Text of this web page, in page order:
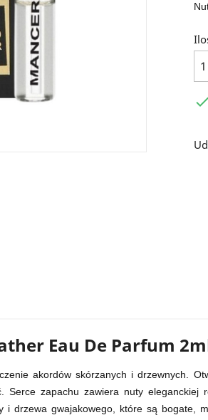

Eau De Parfum
akordów skórzanych i drzewnych.
Serce zapachu zawiera nuty
drzewa gwajakowego, które są bogate,